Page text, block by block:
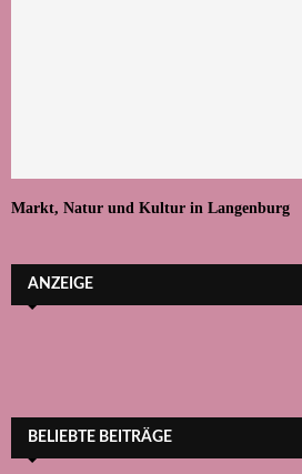
Markt, Natur und Kultur in Langenburg
ANZEIGE
BELIEBTE BEITRÄGE